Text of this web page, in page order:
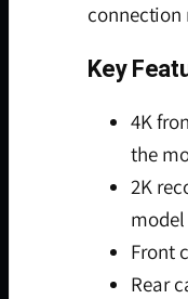
connection
Key
4K
the
2K
model
Front
Rear